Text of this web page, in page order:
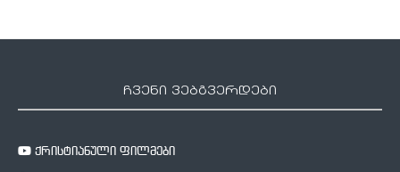
ჩვენი ვებგვერდები
ქრისტიანული ფილმები